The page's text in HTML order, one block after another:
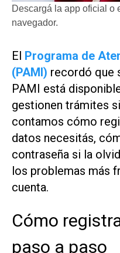
Descargá la app oficial o
navegador.
El Programa de
(PAMI) recordó que
PAMI está
gestionen trámites
contamos cómo
datos necesitás,
contraseña si la
los problemas más
cuenta.
Cómo
paso a paso